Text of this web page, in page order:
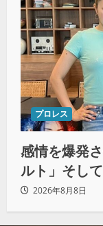
プロレス
感情を爆発
ルト」そし
2026年8月8日